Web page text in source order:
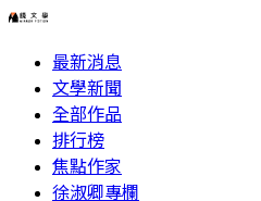
最新消息
文學新聞
全部作品
排行榜
焦點作家
徐淑卿專欄